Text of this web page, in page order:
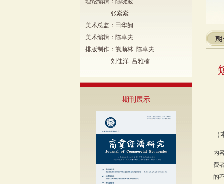
张焱焱
美术总监：田华阙
美术编辑：陈卓夫
排版制作：熊顺林 陈卓夫
刘佳洋 吕雅楠
期刊展示
内
费
的